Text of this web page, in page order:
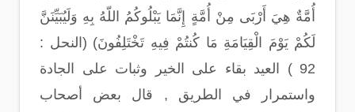
أُمَّةٌ هِيَ أَرْبَى مِنْ أُمَّةٍ إِنَّمَا يَبْلُوكُمُ اللّهُ بِهِ وَلَيُبَيِّنَنَّ
لَكُمْ يَوْمَ الْقِيَامَةِ مَا كُنتُمْ فِيهِ تَخْتَلِفُونَ) (النحل :
92 ) العيد بقاء على الخير وثبات على الجادة
واستمرار في الطريق , قال بعض أصحاب